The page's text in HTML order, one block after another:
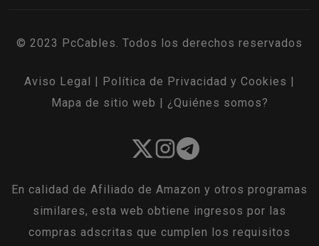
© 2023 PcCables. Todos los derechos reservados
Aviso Legal | Política de Privacidad y Cookies |
Mapa de sitio web | ¿Quiénes somos?
En calidad de Afiliado de Amazon y otros programas
similares, esta web obtiene ingresos por las
compras adscritas que cumplen los requisitos